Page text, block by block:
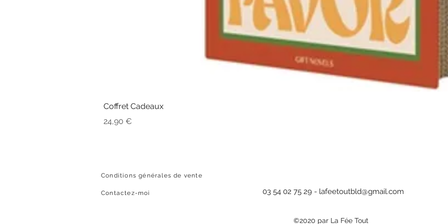
Coffret Cadeaux
Prix
24,90 €
Conditions générales de vente
Contactez-moi 03 54 02 75 29 - lafeetoutbld@gmail.com
©2020 par La Fée Tout